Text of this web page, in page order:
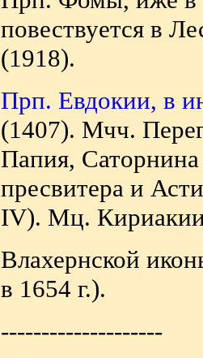
повествуется в
(1918).
Прп. Евдокии, в
(1407). Мчч.
Папия,
пресвитера и
IV). Мц.
Влахернской
в 1654 г.).
--------------------